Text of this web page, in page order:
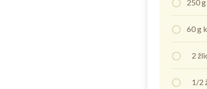
250
60 g
2
1/2